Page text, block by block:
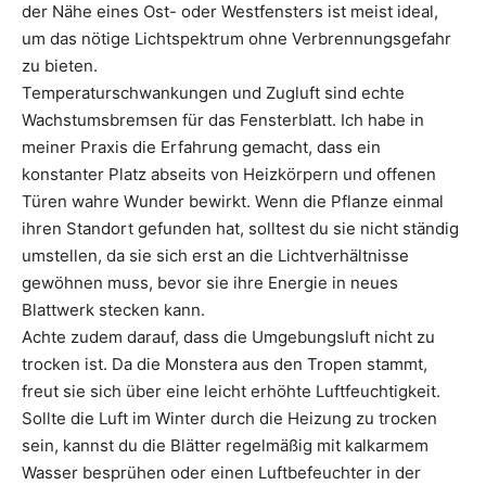
der Nähe eines Ost- oder Westfensters ist meist ideal,
um das nötige Lichtspektrum ohne Verbrennungsgefahr
zu bieten.
Temperaturschwankungen und Zugluft sind echte
Wachstumsbremsen für das Fensterblatt. Ich habe in
meiner Praxis die Erfahrung gemacht, dass ein
konstanter Platz abseits von Heizkörpern und offenen
Türen wahre Wunder bewirkt. Wenn die Pflanze einmal
ihren Standort gefunden hat, solltest du sie nicht ständig
umstellen, da sie sich erst an die Lichtverhältnisse
gewöhnen muss, bevor sie ihre Energie in neues
Blattwerk stecken kann.
Achte zudem darauf, dass die Umgebungsluft nicht zu
trocken ist. Da die Monstera aus den Tropen stammt,
freut sie sich über eine leicht erhöhte Luftfeuchtigkeit.
Sollte die Luft im Winter durch die Heizung zu trocken
sein, kannst du die Blätter regelmäßig mit kalkarmem
Wasser besprühen oder einen Luftbefeuchter in der